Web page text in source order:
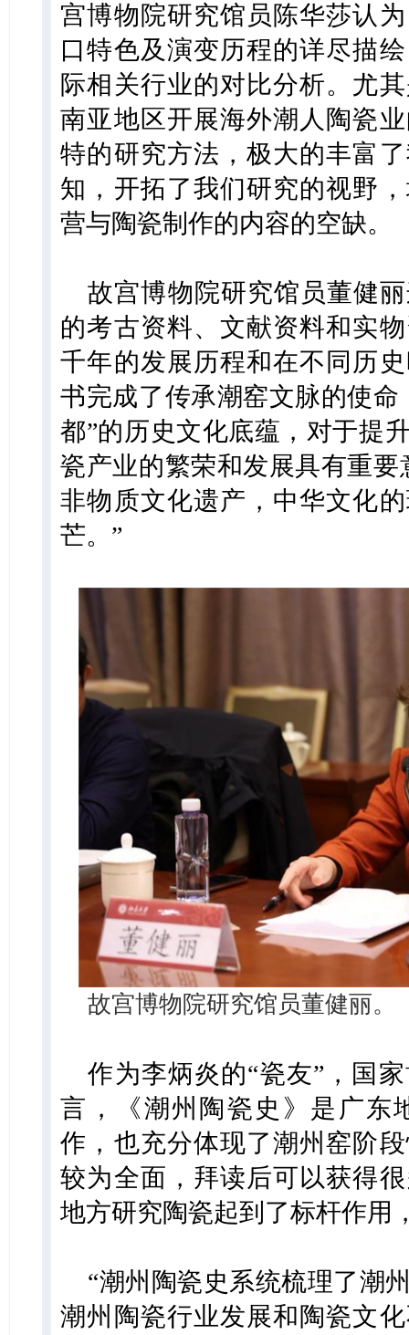
宫博物院研究馆员陈华莎认
口特色及演变历程的详尽描
际相关行业的对比分析。尤
南亚地区开展海外潮人陶瓷
特的研究方法，极大的丰富
知，开拓了我们研究的视野
营与陶瓷制作的内容的空缺。
故宫博物院研究馆员董健
的考古资料、文献资料和实
千年的发展历程和在不同历
书完成了传承潮窑文脉的使
都”的历史文化底蕴，对于提
瓷产业的繁荣和发展具有重
非物质文化遗产，中华文化
芒。”
故宫博物院研究馆员董健丽。
作为李炳炎的“瓷友”，国
言，《潮州陶瓷史》是广东
作，也充分体现了潮州窑阶
较为全面，拜读后可以获得
地方研究陶瓷起到了标杆作用
“潮州陶瓷史系统梳理了潮
潮州陶瓷行业发展和陶瓷文